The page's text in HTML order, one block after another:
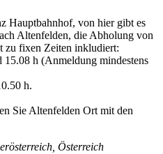
Hauptbahnhof, von hier gibt es
Altenfelden, die Abholung von
zu fixen Zeiten inkludiert:
h (Anmeldung mindestens
h.
Sie Altenfelden Ort mit den
Österreich